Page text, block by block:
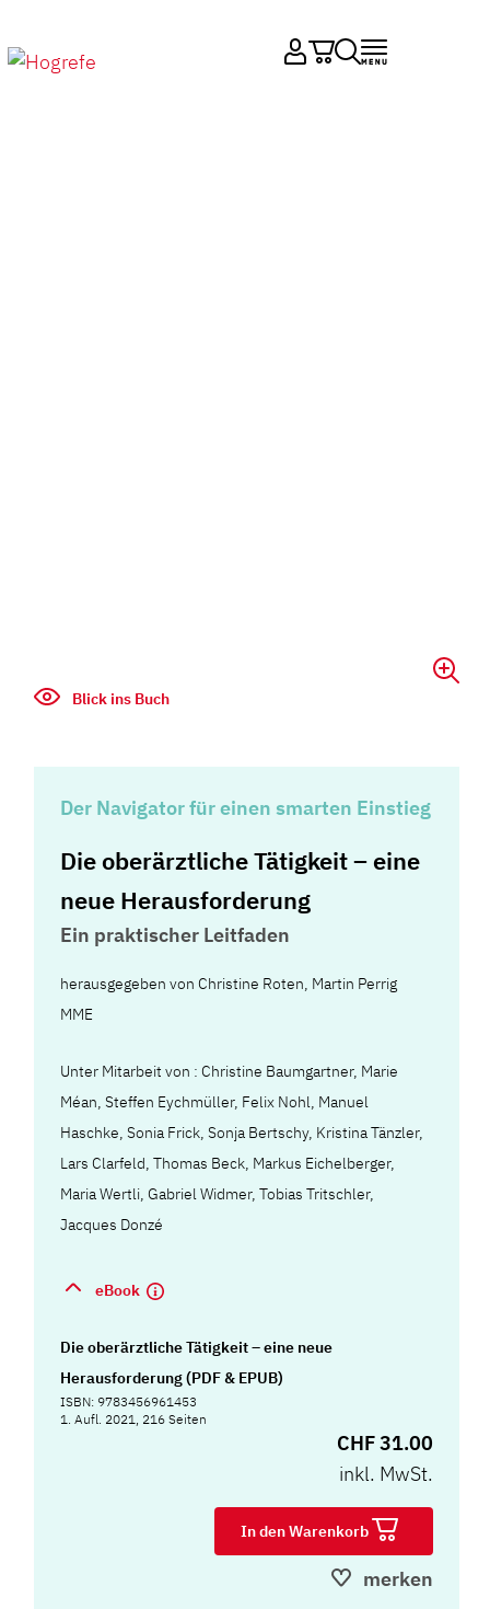
Blick ins Buch
Der Navigator für einen smarten Einstieg
Die oberärztliche Tätigkeit – eine
neue Herausforderung
Ein praktischer Leitfaden
herausgegeben von Christine Roten, Martin Perrig
MME
Unter Mitarbeit von : Christine Baumgartner, Marie
Méan, Steffen Eychmüller, Felix Nohl, Manuel
Haschke, Sonia Frick, Sonja Bertschy, Kristina Tänzler,
Lars Clarfeld, Thomas Beck, Markus Eichelberger,
Maria Wertli, Gabriel Widmer, Tobias Tritschler,
Jacques Donzé
eBook
Die oberärztliche Tätigkeit – eine neue
Herausforderung (PDF & EPUB)
ISBN: 9783456961453
1. Aufl. 2021, 216 Seiten
CHF 31.00
inkl. MwSt.
In den Warenkorb
merken